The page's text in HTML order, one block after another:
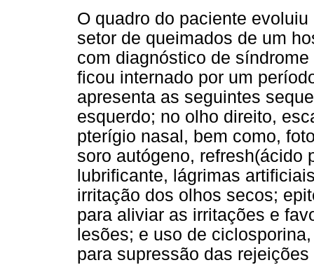
O quadro do paciente
setor de queimados de um
com diagnóstico de
ficou internado por um
apresenta as seguintes
esquerdo; no olho direito,
pterígio nasal, bem como,
soro autógeno, refresh(ácido
lubrificante, lágrimas
irritação dos olhos secos;
para aliviar as irritações e
lesões; e uso de
para supressão das